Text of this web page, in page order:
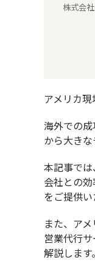
株式会
アメリカ
海外での
から大き
本記事で
会社との
をご提供い
また、ア
営業代行
解説します。